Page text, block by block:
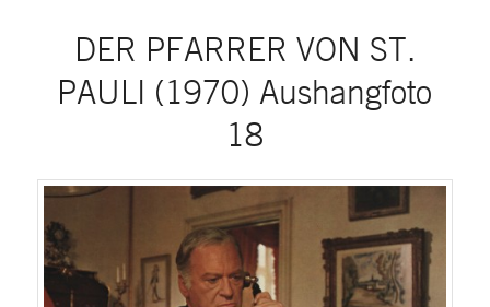
DER PFARRER VON ST.
PAULI (1970) Aushangfoto
18